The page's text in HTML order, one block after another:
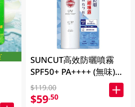
SUNCUT高效防曬噴霧
SPF50+ PA++++ (無味)
(90g)
$119.00
$59.50